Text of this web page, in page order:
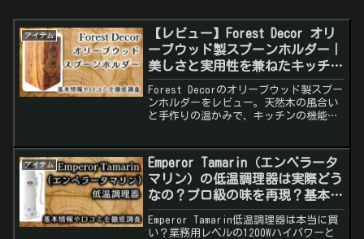
アイテム
【レビュー】Forest Decor オリ
ーブウッド製スプーンホルダー｜
美しさと実用性を兼ねたキッチン
の逸品
Forest Decorのオリーブウッド製スプー
ンホルダーをレビュー。天然木の風合い
と手作りの温かみで、キッチンの機能性
アイテム
Emperor Tamarin（エンペラータ
マリン）の低温調理器は実際どう
なの？プロ級の味を再現？基本情
報や口コミを徹底調査！
Emperor Tamarin低温調理器は本当に買
い？業務用レベルの1200Wハイパワーと